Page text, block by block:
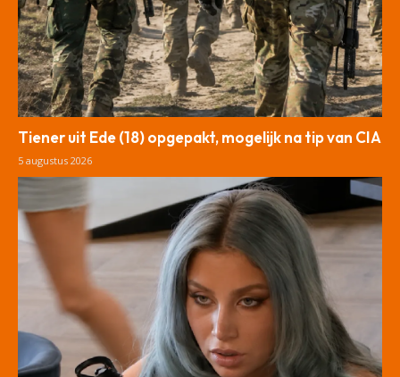
Tiener uit Ede (18) opgepakt, mogelijk na tip van CIA
5 augustus 2026